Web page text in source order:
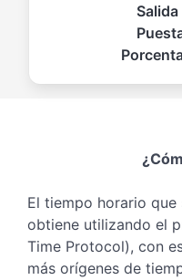
El tiempo horario
obtiene utilizando el
Time Protocol), con
más orígenes de